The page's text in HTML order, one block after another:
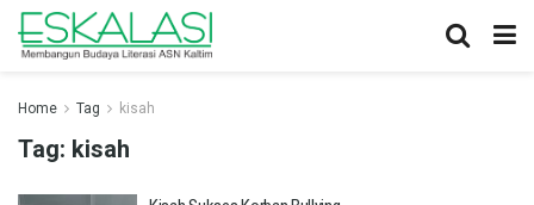
Home Tag kisah
Tag: kisah